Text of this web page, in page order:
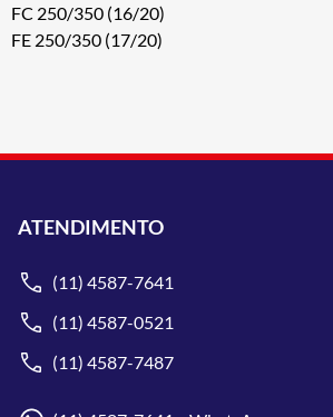
FC 250/350 (16/20)
FE 250/350 (17/20)
ATENDIMENTO
(11) 4587-7641
(11) 4587-0521
(11) 4587-7487